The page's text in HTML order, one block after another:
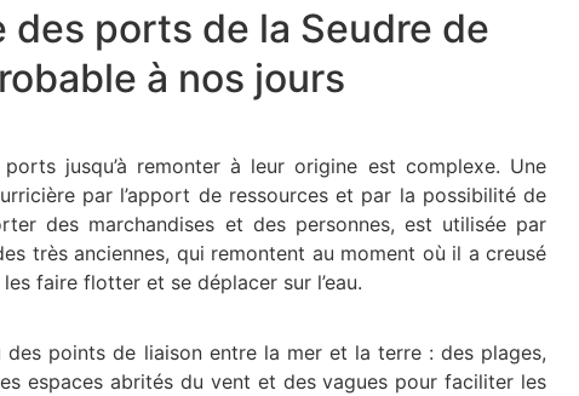
des ports de la Seudre de
à nos jours
jusqu’à remonter à leur origine est complexe. Une
par l’apport de ressources et par la possibilité de
des marchandises et des personnes, est utilisée par
très anciennes, qui remontent au moment où il a creusé
faire flotter et se déplacer sur l’eau.
points de liaison entre la mer et la terre : des plages,
espaces abrités du vent et des vagues pour faciliter les